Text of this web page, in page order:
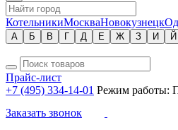
КотельникиМоскваНовокузнецк
А Б В Г Д Е Ж З И Й
Прайс-лист
+7 (495) 334-14-01 Режим работы:
Заказать звонок